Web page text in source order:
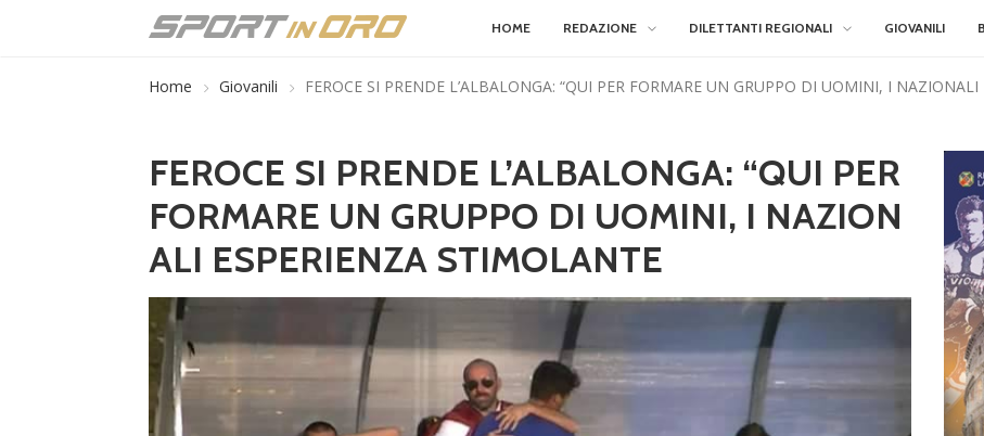
HOME REDAZIONE DILETTANTI REGIONALI GIOVANILI
Home Giovanili FEROCE SI PRENDE L’ALBALONGA: “QUI PER FORMARE UN GRUPPO DI UOMINI, I
FEROCE SI PRENDE L’ALBALONGA: “QUI PER
FORMARE UN GRUPPO DI UOMINI, I NAZION
ALI ESPERIENZA STIMOLANTE